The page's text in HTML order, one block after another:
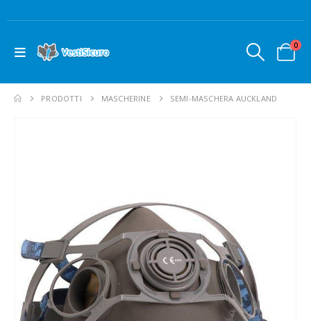
0
PRODOTTI MASCHERINE SEMI-MASCHERA AUCKLAND